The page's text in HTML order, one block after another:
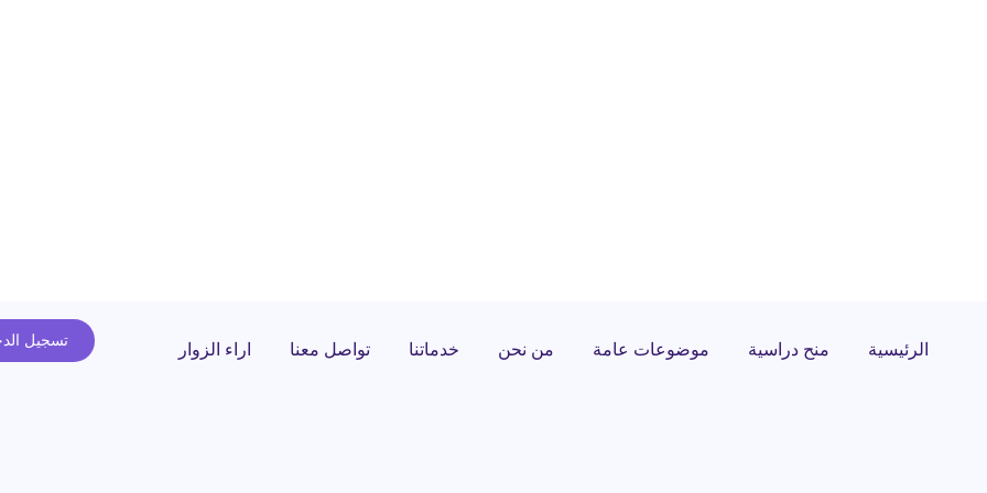
تسجيل الرئيسية منح دراسية موضوعات عامة من نحن خدماتنا تواصل معنا اراء الزوار